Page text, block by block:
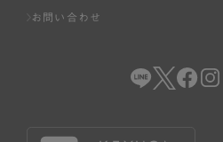
お問い合わせ